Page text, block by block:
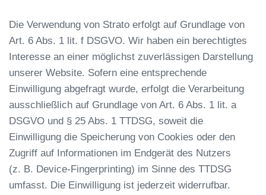
Die Verwendung von Strato erfolgt auf Grundlage von
Art. 6 Abs. 1 lit. f DSGVO. Wir haben ein berechtigtes
Interesse an einer möglichst zuverlässigen Darstellung
unserer Website. Sofern eine entsprechende
Einwilligung abgefragt wurde, erfolgt die Verarbeitung
ausschließlich auf Grundlage von Art. 6 Abs. 1 lit. a
DSGVO und § 25 Abs. 1 TTDSG, soweit die
Einwilligung die Speicherung von Cookies oder den
Zugriff auf Informationen im Endgerät des Nutzers
(z. B. Device-Fingerprinting) im Sinne des TTDSG
umfasst. Die Einwilligung ist jederzeit widerrufbar.